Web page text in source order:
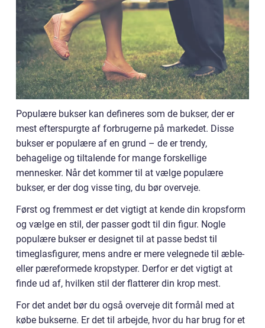
Populære bukser kan defineres som de bukser, der er
mest efterspurgte af forbrugerne på markedet. Disse
bukser er populære af en grund – de er trendy,
behagelige og tiltalende for mange forskellige
mennesker. Når det kommer til at vælge populære
bukser, er der dog visse ting, du bør overveje.
Først og fremmest er det vigtigt at kende din kropsform
og vælge en stil, der passer godt til din figur. Nogle
populære bukser er designet til at passe bedst til
timeglasfigurer, mens andre er mere velegnede til æble-
eller pæreformede kropstyper. Derfor er det vigtigt at
finde ud af, hvilken stil der flatterer din krop mest.
For det andet bør du også overveje dit formål med at
købe bukserne. Er det til arbejde, hvor du har brug for et